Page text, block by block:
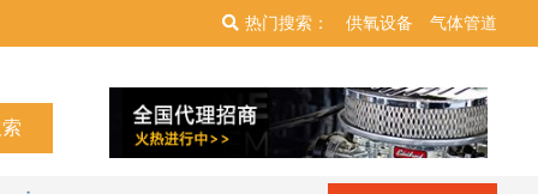
热门搜索： 供氧设备 气体管道